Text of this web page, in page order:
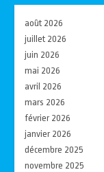
août 2026
juillet 2026
juin 2026
mai 2026
avril 2026
mars 2026
février 2026
janvier 2026
décembre 2025
novembre 2025